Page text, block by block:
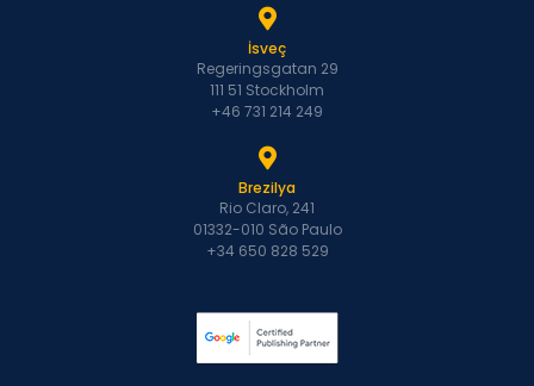
İsveç
Regeringsgatan 29
111 51 Stockholm
+46 731 214 249
Brezilya
Rio Claro, 241
01332-010 São Paulo
+34 650 828 529